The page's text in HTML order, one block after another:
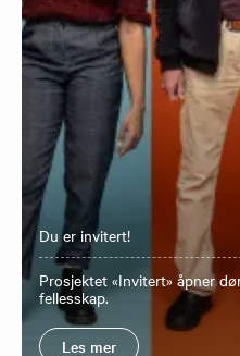
Du er invitert!
Prosjektet «Invitert» åpner
fellesskap.
Les mer